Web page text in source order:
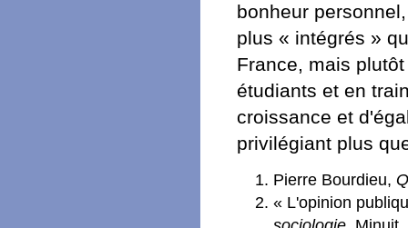
bonheur
plus « intégrés »
France, mais
étudiants et en
croissance et
privilégiant plus
Pierre Bourdieu,
« L'opinion